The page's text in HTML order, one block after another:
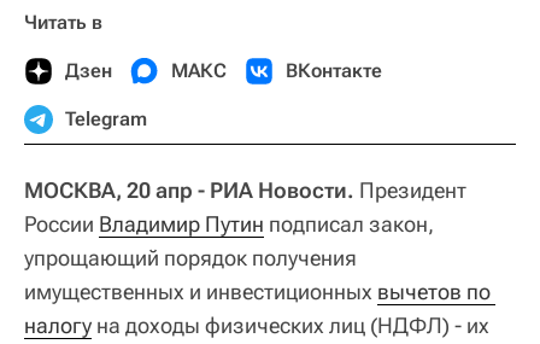
Читать в
Дзен МАКС ВКонтакте
Telegram
МОСКВА, 20 апр - РИА Новости. Президент
России Владимир Путин подписал закон,
упрощающий порядок получения
имущественных и инвестиционных вычетов по
налогу на доходы физических лиц (НДФЛ) - их